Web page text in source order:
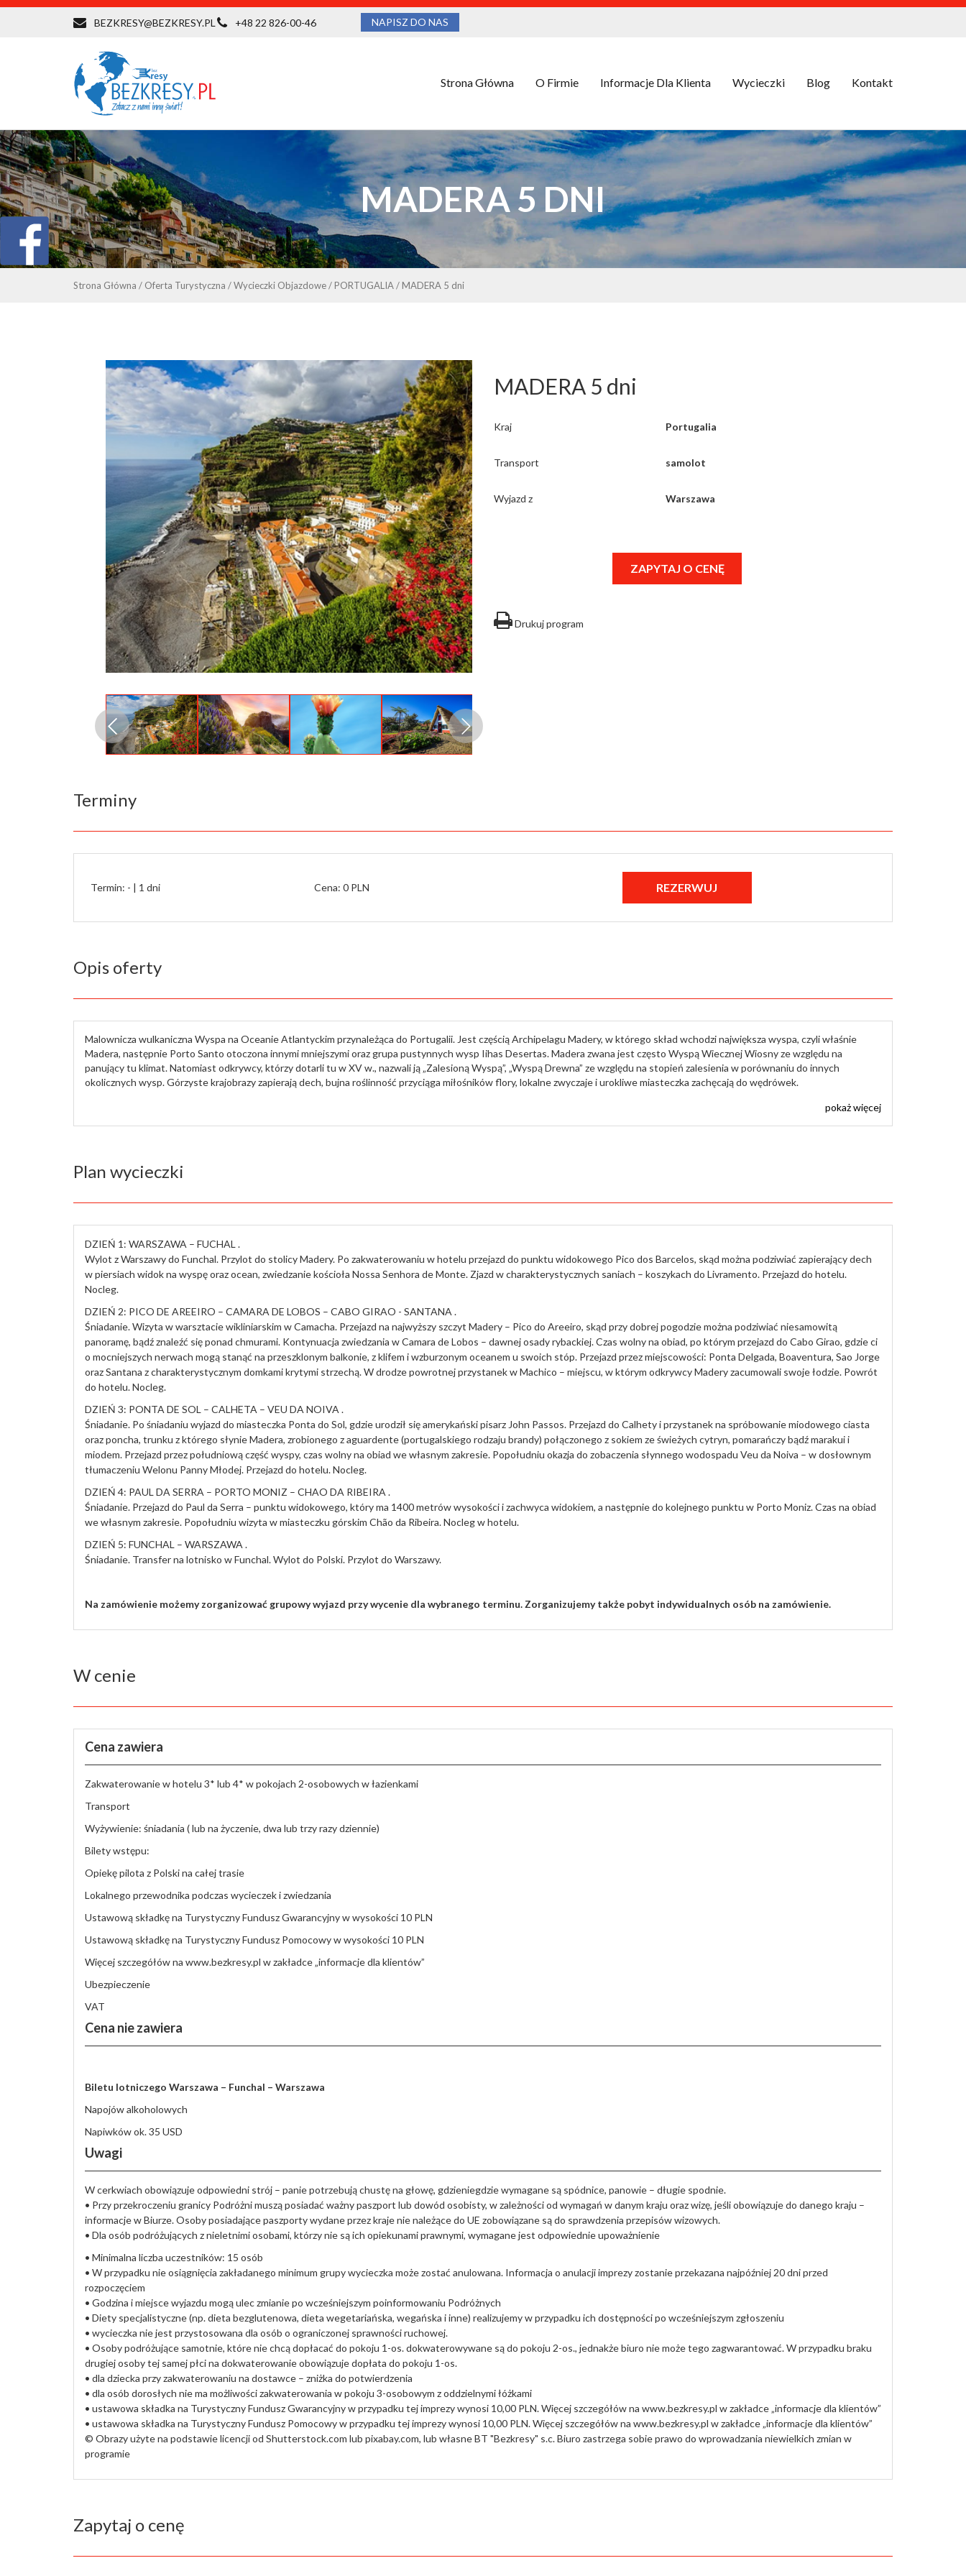
BEZKRESY@BEZKRESY.PL +48 22 826-00-46 NAPISZ DO NAS
Strona Główna O Firmie Informacje Dla Klienta Wycieczki Blog Kontakt
MADERA 5 DNI
Strona Główna / Oferta Turystyczna /Wycieczki Objazdowe/ PORTUGALIA/ MADERA 5 dni
MADERA 5 dni
Kraj Portugalia
Transport samolot
Wyjazd z Warszawa
ZAPYTAJ O CENĘ
Drukuj program
Terminy
Termin: - | 1 dni Cena: 0 PLN
Opis oferty
Malownicza wulkaniczna Wyspa na Oceanie Atlantyckim przynależąca do Portugalii. Jest częścią Archipelagu Madery, w którego skład wchodzi największa wyspa, czyli właśnie
Madera, następnie Porto Santo otoczona innymi mniejszymi oraz grupa pustynnych wysp Iihas Desertas. Madera zwana jest często Wyspą Wiecznej Wiosny ze względu na
panujący tu klimat. Natomiast odkrywcy, którzy dotarli tu w XV w., nazwali ją „Zalesioną Wyspą”, „Wyspą Drewna” ze względu na stopień zalesienia w porównaniu do innych
okolicznych wysp. Górzyste krajobrazy zapierają dech, bujna roślinność przyciąga miłośników flory, lokalne zwyczaje i urokliwe miasteczka zachęcają do wędrówek.
pokaż więcej
Plan wycieczki
DZIEŃ 1: WARSZAWA – FUCHAL .
Wylot z Warszawy do Funchal. Przylot do stolicy Madery. Po zakwaterowaniu w hotelu przejazd do punktu widokowego Pico dos Barcelos, skąd można podziwiać zapierający dech
w piersiach widok na wyspę oraz ocean, zwiedzanie kościoła Nossa Senhora de Monte. Zjazd w charakterystycznych saniach – koszykach do Livramento. Przejazd do hotelu.
Nocleg.
DZIEŃ 2: PICO DE AREEIRO – CAMARA DE LOBOS – CABO GIRAO - SANTANA .
Śniadanie. Wizyta w warsztacie wikliniarskim w Camacha. Przejazd na najwyższy szczyt Madery – Pico do Areeiro, skąd przy dobrej pogodzie można podziwiać niesamowitą
panoramę, bądź znaleźć się ponad chmurami. Kontynuacja zwiedzania w Camara de Lobos – dawnej osady rybackiej. Czas wolny na obiad, po którym przejazd do Cabo Girao, gdzie ci
o mocniejszych nerwach mogą stanąć na przeszklonym balkonie, z klifem i wzburzonym oceanem u swoich stóp. Przejazd przez miejscowości: Ponta Delgada, Boaventura, Sao Jorge
oraz Santana z charakterystycznym domkami krytymi strzechą. W drodze powrotnej przystanek w Machico – miejscu, w którym odkrywcy Madery zacumowali swoje łodzie. Powrót
do hotelu. Nocleg.
DZIEŃ 3: PONTA DE SOL – CALHETA – VEU DA NOIVA .
Śniadanie. Po śniadaniu wyjazd do miasteczka Ponta do Sol, gdzie urodził się amerykański pisarz John Passos. Przejazd do Calhety i przystanek na spróbowanie miodowego ciasta
oraz poncha, trunku z którego słynie Madera, zrobionego z aguardente (portugalskiego rodzaju brandy) połączonego z sokiem ze świeżych cytryn, pomarańczy bądź marakui i
miodem. Przejazd przez południową część wyspy, czas wolny na obiad we własnym zakresie. Popołudniu okazja do zobaczenia słynnego wodospadu Veu da Noiva – w dosłownym
tłumaczeniu Welonu Panny Młodej. Przejazd do hotelu. Nocleg.
DZIEŃ 4: PAUL DA SERRA – PORTO MONIZ – CHAO DA RIBEIRA .
Śniadanie. Przejazd do Paul da Serra – punktu widokowego, który ma 1400 metrów wysokości i zachwyca widokiem, a następnie do kolejnego punktu w Porto Moniz. Czas na obiad
we własnym zakresie. Popołudniu wizyta w miasteczku górskim Chão da Ribeira. Nocleg w hotelu.
DZIEŃ 5: FUNCHAL – WARSZAWA .
Śniadanie. Transfer na lotnisko w Funchal. Wylot do Polski. Przylot do Warszawy.
Na zamówienie możemy zorganizować grupowy wyjazd przy wycenie dla wybranego terminu. Zorganizujemy także pobyt indywidualnych osób na zamówienie.
W cenie
Cena zawiera
Zakwaterowanie w hotelu 3* lub 4* w pokojach 2-osobowych w łazienkami
Transport
Wyżywienie: śniadania ( lub na życzenie, dwa lub trzy razy dziennie)
Bilety wstępu:
Opiekę pilota z Polski na całej trasie
Lokalnego przewodnika podczas wycieczek i zwiedzania
Ustawową składkę na Turystyczny Fundusz Gwarancyjny w wysokości 10 PLN
Ustawową składkę na Turystyczny Fundusz Pomocowy w wysokości 10 PLN
Więcej szczegółów na www.bezkresy.pl w zakładce „informacje dla klientów”
Ubezpieczenie
VAT
Cena nie zawiera
Biletu lotniczego Warszawa – Funchal – Warszawa
Napojów alkoholowych
Napiwków ok. 35 USD
Uwagi
W cerkwiach obowiązuje odpowiedni strój – panie potrzebują chustę na głowę, gdzieniegdzie wymagane są spódnice, panowie – długie spodnie.
• Przy przekroczeniu granicy Podróżni muszą posiadać ważny paszport lub dowód osobisty, w zależności od wymagań w danym kraju oraz wizę, jeśli obowiązuje do danego kraju –
informacje w Biurze. Osoby posiadające paszporty wydane przez kraje nie należące do UE zobowiązane są do sprawdzenia przepisów wizowych.
• Dla osób podróżujących z nieletnimi osobami, którzy nie są ich opiekunami prawnymi, wymagane jest odpowiednie upoważnienie
• Minimalna liczba uczestników: 15 osób
• W przypadku nie osiągnięcia zakładanego minimum grupy wycieczka może zostać anulowana. Informacja o anulacji imprezy zostanie przekazana najpóźniej 20 dni przed
rozpoczęciem
• Godzina i miejsce wyjazdu mogą ulec zmianie po wcześniejszym poinformowaniu Podróżnych
• Diety specjalistyczne (np. dieta bezglutenowa, dieta wegetariańska, wegańska i inne) realizujemy w przypadku ich dostępności po wcześniejszym zgłoszeniu
• wycieczka nie jest przystosowana dla osób o ograniczonej sprawności ruchowej.
• Osoby podróżujące samotnie, które nie chcą dopłacać do pokoju 1-os. dokwaterowywane są do pokoju 2-os., jednakże biuro nie może tego zagwarantować. W przypadku braku
drugiej osoby tej samej płci na dokwaterowanie obowiązuje dopłata do pokoju 1-os.
• dla dziecka przy zakwaterowaniu na dostawce – zniżka do potwierdzenia
• dla osób dorosłych nie ma możliwości zakwaterowania w pokoju 3-osobowym z oddzielnymi łóżkami
• ustawowa składka na Turystyczny Fundusz Gwarancyjny w przypadku tej imprezy wynosi 10,00 PLN. Więcej szczegółów na www.bezkresy.pl w zakładce „informacje dla klientów”
• ustawowa składka na Turystyczny Fundusz Pomocowy w przypadku tej imprezy wynosi 10,00 PLN. Więcej szczegółów na www.bezkresy.pl w zakładce „informacje dla klientów”
©️ Obrazy użyte na podstawie licencji od Shutterstock.com lub pixabay.com, lub własne BT "Bezkresy" s.c. Biuro zastrzega sobie prawo do wprowadzania niewielkich zmian w
programie
Zapytaj o cenę